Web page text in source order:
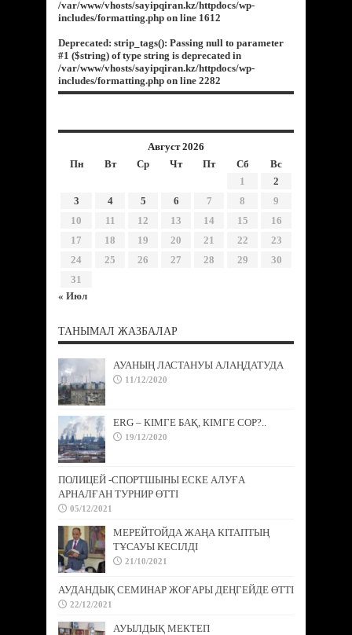
/var/www/vhosts/sayipqiran.kz/httpdocs/wp-
includes/formatting.php on line 1612
Deprecated: strip_tags(): Passing null to parameter
#1 ($string) of type string is deprecated in
/var/www/vhosts/sayipqiran.kz/httpdocs/wp-
includes/formatting.php on line 2282
Август 2026
Пн
Вт Ср Чт Пт Сб
Вс
1
2
3
4 5 6 7 8
9
10
11 12 13 14 15
16
17
18 19 20 21 22
23
24
25 26 27 28 29
30
31
« Июл
ТАНЫМАЛ ЖАЗБАЛАР
АУАНЫҢ ЛАСТАНУЫ АЛАҢДАТУДА
11/12/2020
ERG – КІМГЕ БАҚ, КІМГЕ СОР?..
19/12/2020
ПОЛИЦЕЙ -СПОРТШЫНЫ ЕСКЕ АЛУҒА
АРНАЛҒАН ТУРНИР ӨТТІ
05/12/2021
МЕРЕЙТОЙДА ЖАҢА КІТАПТЫҢ
ТҰСАУЫ КЕСІЛДІ
21/10/2021
АУДАНДЫҚ СЕМИНАР ЖОҒАРЫ ДЕҢГЕЙДЕ ӨТТІ
22/12/2021
АУЫЛДЫҚ МЕКТЕП